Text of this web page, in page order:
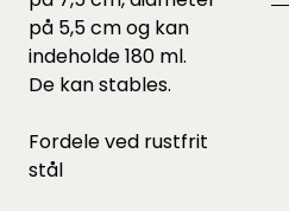
på 5,5 cm og kan
indeholde 180 ml.
De kan stables.
Fordele ved rustfrit
stål